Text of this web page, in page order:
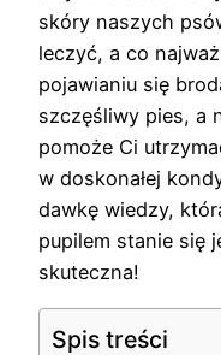
skóry naszych
leczyć, a co
pojawianiu się
szczęśliwy pies, a
pomoże Ci
w doskonałej
dawkę wiedzy,
pupilem stanie się
skuteczna!
Spis treści